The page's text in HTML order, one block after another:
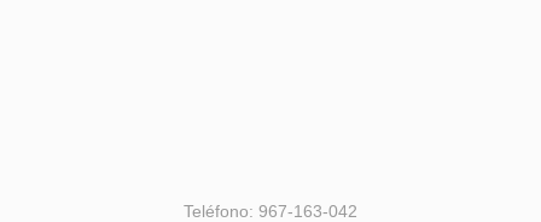
Teléfono: 967-163-042